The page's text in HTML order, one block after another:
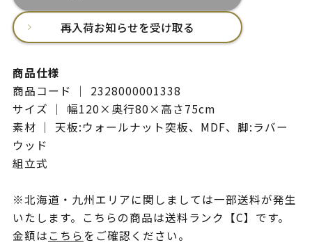
再入荷お知らせを受け取る
商品仕様
商品コード ｜ 2328000001338
サイズ ｜ 幅120×奥行80×高さ75cm
素材 ｜ 天板:ウォールナット突板、MDF、脚:ラバー
ウッド
組立式
※北海道・九州エリアに関しましては一部送料が発生
いたします。こちらの商品は送料ランク【C】です。
金額はこちらをご確認ください。